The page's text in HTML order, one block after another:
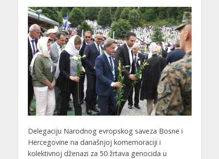
Delegaciju Narodnog evropskog saveza Bosne i
Hercegovine na današnjoj komemoraciji i
kolektivnoj dženazi za 50 žrtava genocida u